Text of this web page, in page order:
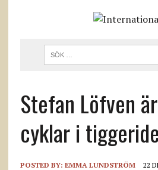
Stefan Löfven
cyklar i
POSTED BY: EMMA LUNDSTRÖM 22